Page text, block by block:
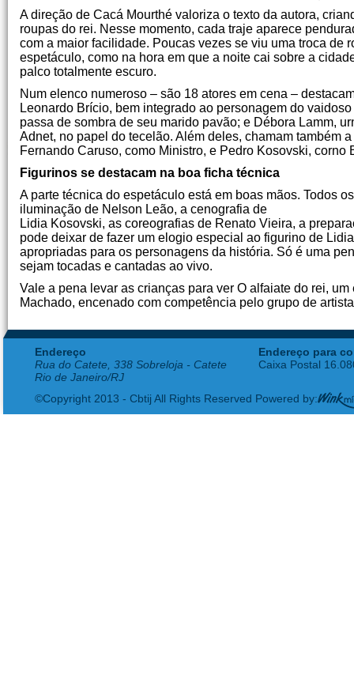
A direção de Cacá Mourthé valoriza o texto da autora,
roupas do rei. Nesse momento, cada traje aparece
com a maior facilidade. Poucas vezes se viu uma troca de
espetáculo, como na hora em que a noite cai sobre a
palco totalmente escuro.
Num elenco numeroso – são 18 atores em cena –
Leonardo Brício, bem integrado ao personagem do
passa de sombra de seu marido pavão; e Débora Lamm,
Adnet, no papel do tecelão. Além deles, chamam também
Fernando Caruso, como Ministro, e Pedro Kosovski, corno
Figurinos se destacam na boa ficha técnica
A parte técnica do espetáculo está em boas mãos. Todos
iluminação de Nelson Leão, a cenografia de
Lidia Kosovski, as coreografias de Renato Vieira, a
pode deixar de fazer um elogio especial ao figurino de
apropriadas para os personagens da história. Só é uma
sejam tocadas e cantadas ao vivo.
Vale a pena levar as crianças para ver O alfaiate do rei,
Machado, encenado com competência pelo grupo de
Endereço
Rua do Catete, 338 Sobreloja - Catete
Rio de Janeiro/RJ
Endereço para
Caixa Postal
©Copyright 2013 - Cbtij All Rights Reserved Powered by: